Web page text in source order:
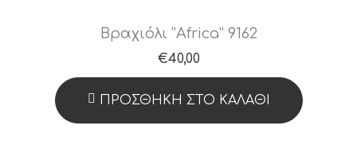
Βραχιόλι “Africa” 9162
€40,00
ΠΡΟΣΘΉΚΗ ΣΤΟ ΚΑΛΆΘΙ